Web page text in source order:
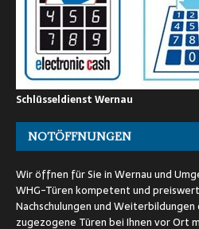
Schlüsseldienst Wernau
NOTÖFFNUNGEN
Wir öffnen für Sie in Wernau und
WHG-Türen kompetent und
Nachschulungen und
zugezogene Türen bei Ihnen vor Ort